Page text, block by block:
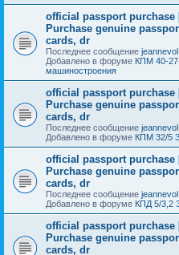
official passport purchase
Purchase genuine
cards, dr
Последнее сообщение jeannevol
Добавлено в форуме КПМ 40-
машиностроения
official passport purchase
Purchase genuine
cards, dr
Последнее сообщение jeannevol
Добавлено в форуме КПМ 32/5
official passport purchase
Purchase genuine
cards, dr
Последнее сообщение jeannevol
Добавлено в форуме КПД 5/3,2
official passport purchase
Purchase genuine
cards, dr